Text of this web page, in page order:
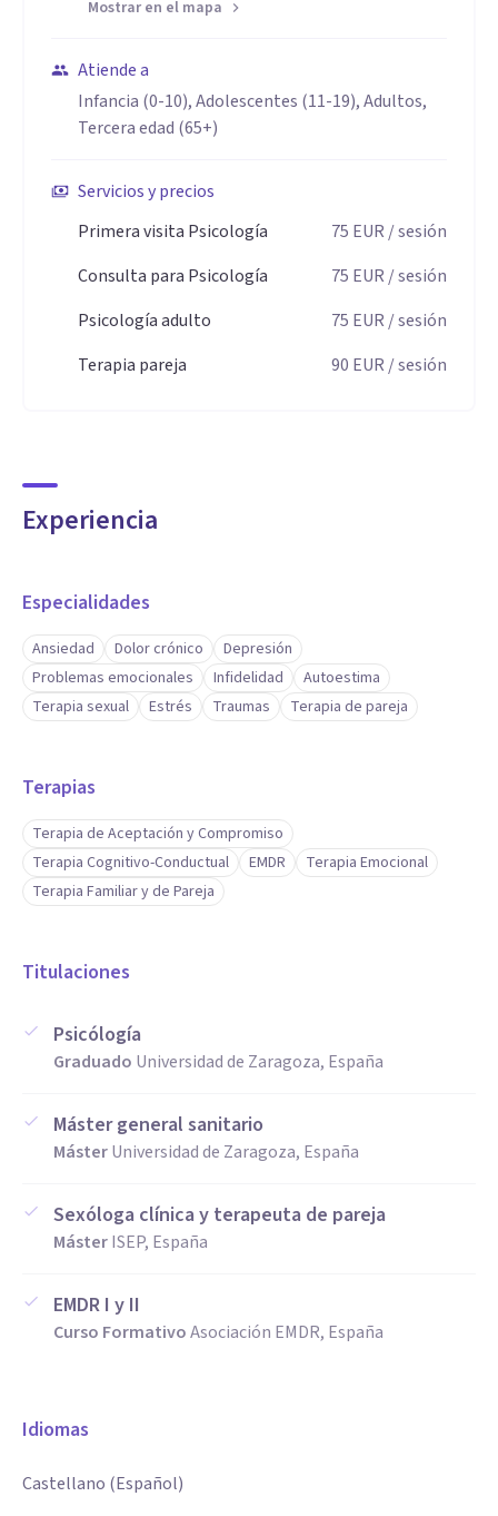
Mostrar en el mapa
Atiende a
Infancia (0-10), Adolescentes (11-19), Adultos,
Tercera edad (65+)
Servicios y precios
Primera visita Psicología
75 EUR / sesión
Consulta para Psicología
75 EUR / sesión
Psicología adulto
75 EUR / sesión
Terapia pareja
90 EUR / sesión
Experiencia
Especialidades
Ansiedad Dolor crónico
Depresión
Problemas emocionales
Infidelidad
Autoestima
Terapia sexual
Estrés Traumas Terapia de pareja
Terapias
Terapia de Aceptación y Compromiso
Terapia Cognitivo-Conductual
EMDR
Terapia Emocional
Terapia Familiar y de Pareja
Titulaciones
Psicólogía
Graduado Universidad de Zaragoza, España
Máster general sanitario
MásterUniversidad de Zaragoza, España
Sexóloga clínica y terapeuta de pareja
MásterISEP, España
EMDR I y II
Curso FormativoAsociación EMDR, España
Idiomas
Castellano (Español)